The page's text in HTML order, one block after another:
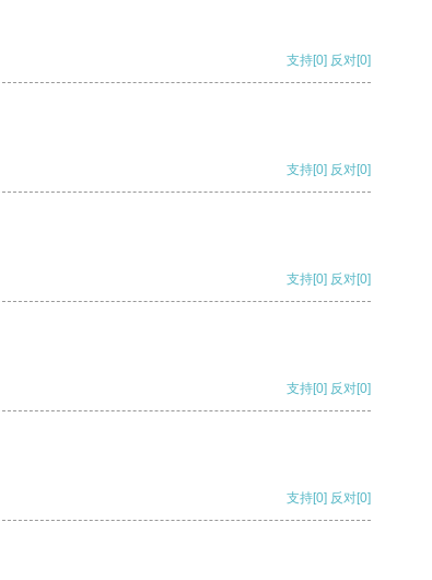
支持[0] 反对[0]
支持[0] 反对[0]
支持[0] 反对[0]
支持[0] 反对[0]
支持[0] 反对[0]